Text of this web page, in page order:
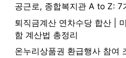
공근로, 종합복지관 A to Z: 7
퇴직금계산 연차수당 합산 |
함 계산법 총정리
온누리상품권 환급행사 참여